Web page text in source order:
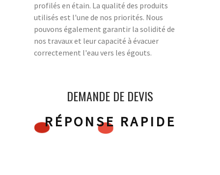
profilés en étain. La qualité des produits
utilisés est l'une de nos priorités. Nous
pouvons également garantir la solidité de
nos travaux et leur capacité à évacuer
correctement l'eau vers les égouts.
DEMANDE DE DEVIS
RÉPONSE RAPIDE